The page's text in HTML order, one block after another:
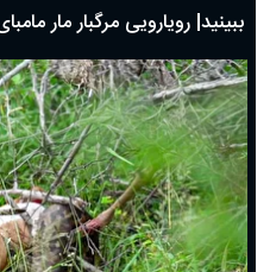
ببینید| رویارویی مرگبار مار